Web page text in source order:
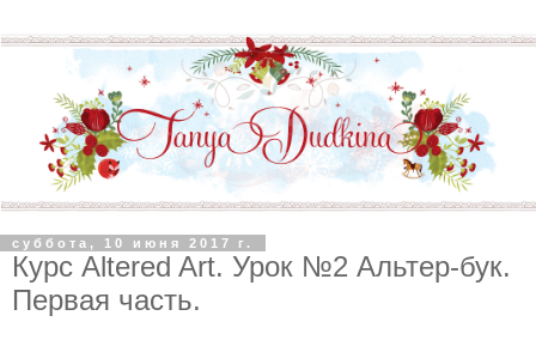
суббота, 10 июня 2017 г.
Курс Altered Art. Урок №2 Альтер-бук.
Первая часть.